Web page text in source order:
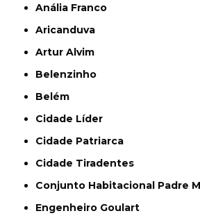
Anália Franco
Aricanduva
Artur Alvim
Belenzinho
Belém
Cidade Líder
Cidade Patriarca
Cidade Tiradentes
Conjunto Habitacional Padre
Engenheiro Goulart